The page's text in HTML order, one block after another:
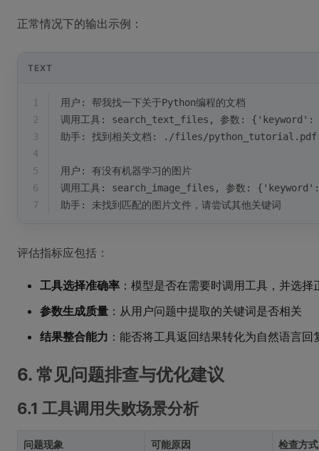
正常情况下的输出示例：
TEXT
1
用户: 帮我找一下关于Python编程的文档
2
调用工具: search_text_files, 参数: {'keyword':
3
助手: 找到相关文档: ./files/python_tutorial.pdf
4
5
用户: 有没有机器学习的图片
6
调用工具: search_image_files, 参数:
7
助手: 未找到匹配的图片文件，请尝试其他关键词
评估指标应包括：
工具选择准确率 ：模型是否在需要时调用工具，并选择
参数生成质量 ：从用户问题中提取的关键词是否相关
结果整合能力 ：能否将工具返回结果转化为自然语言回
6. 常见问题排查与优化建议
6.1 工具调用失败场景分析
问题现象 可能原因 检查方式